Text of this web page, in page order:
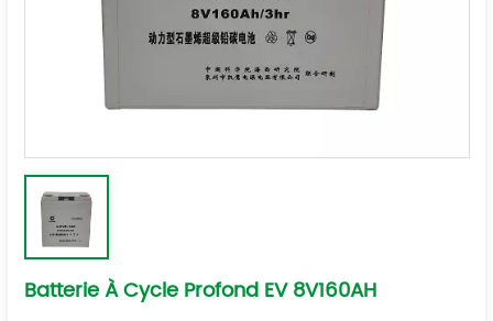
Batterie À Cycle Profond EV 8V160AH